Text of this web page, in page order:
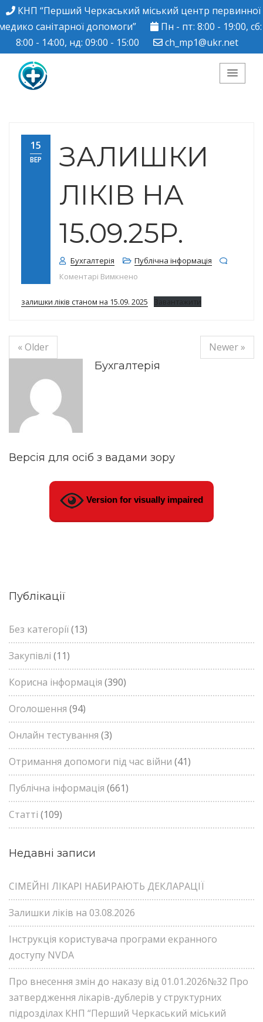
КНП “Перший Черкаський міський центр первинної
санітарної допомоги”
Пн - пт: 8:00 - 19:00, сб:
8:00 - 14:00, нд: 09:00 - 15:00
ch_mp1@ukr.net
Черкаський міський
центр ПМСД"
15
ВЕР
ЗАЛИШКИ
ЛІКІВ НА
15.09.25Р.
Бухгалтерія
Публічна інформація
Коментарі Вимкнено
залишки ліків станом на 15.09. 2025 Завантажити
« Older
Newer »
Бухгалтерія
Версія для осіб з вадами зору
Version for visually impaired
Публікації
Без категорії(13)
Закупівлі (11)
Корисна інформація (390)
Оголошення (94)
Онлайн тестування (3)
Отримання допомоги під час війни (41)
Публічна інформація (661)
Статті (109)
Недавні записи
СІМЕЙНІ ЛІКАРІ НАБИРАЮТЬ ДЕКЛАРАЦІЇ
Залишки ліків на 03.08.2026
Інструкція користувача програми екранного
доступу NVDA
Про внесення змін до наказу від 01.01.2026№32 Про
затвердження лікарів-дублерів у структурних
підрозділах КНП “Перший Черкаський міський